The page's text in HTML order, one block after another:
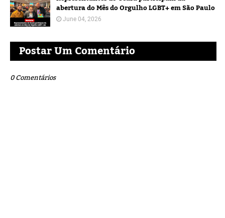
abertura do Mês do Orgulho LGBT+ em São Paulo
June 04, 2026
Postar Um Comentário
0 Comentários